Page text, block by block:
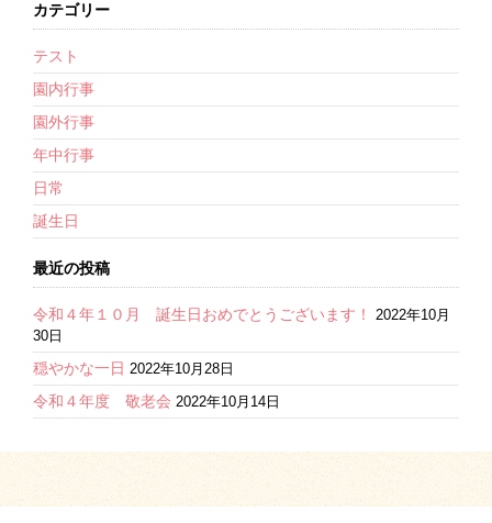
カテゴリー
テスト
園内行事
園外行事
年中行事
日常
誕生日
最近の投稿
令和４年１０月 誕生日おめでとうございます！
2022年10月
30日
穏やかな一日 2022年10月28日
令和４年度 敬老会 2022年10月14日